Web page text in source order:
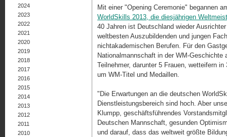
Mit einer "Opening Ceremonie" begannen
WorldSkills 2013, die diesjährigen
40 Jahren ist Deutschland wieder
weltbesten Auszubildenden und jungen
nichtakademischen Berufen. Für den
Nationalmannschaft in der WM-Geschichte
Teilnehmer, darunter 5 Frauen, wetteifern
um WM-Titel und Medaillen.
"Die Erwartungen an die deutschen
Dienstleistungsbereich sind hoch. Aber
Klumpp, geschäftsführendes
Deutschen Mannschaft, gesunden
und darauf, dass das weltweit größte
2024
2023
2022
2021
2020
2019
2018
2017
2016
2015
2014
2013
2012
2011
2010